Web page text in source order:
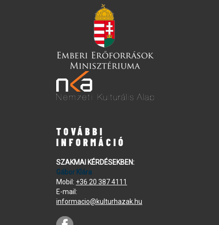
TOVÁBBI
INFORMÁCIÓ
SZAKMAI KÉRDÉSEKBEN:
Gábor Klára
Mobil: +36 20 387 4111
E-mail:
informacio@kulturhazak.hu